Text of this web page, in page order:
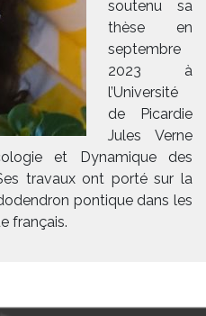
soutenu sa
thèse en
septembre
2023 à
l’Université
de Picardie
Jules Verne
et Dynamique des
travaux ont porté sur la
pontique dans les
français.